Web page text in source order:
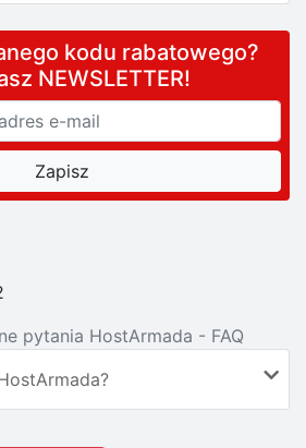
kodu rabatowego?
NEWSLETTER!
pytania HostArmada - FAQ